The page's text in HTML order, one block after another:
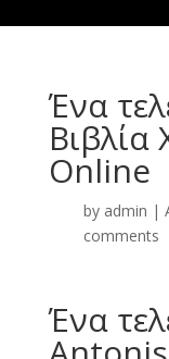
Ένα
Βιβλία
Online
by admin |
comments
Ένα